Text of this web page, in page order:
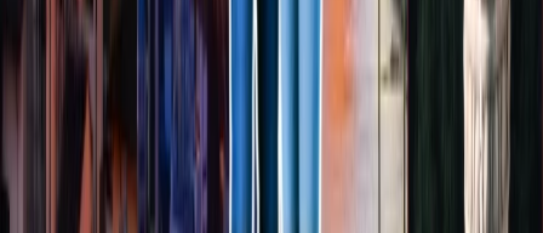
Dial In for Bigger Savings: Exclusive Deals!